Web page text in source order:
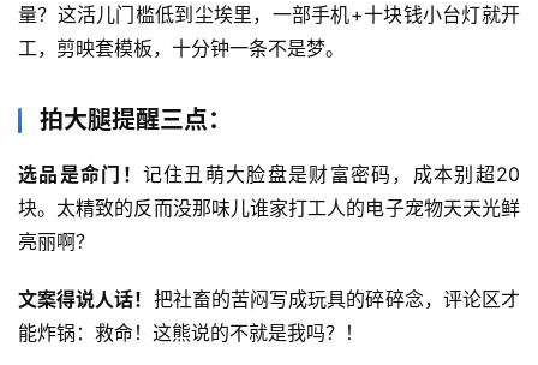
网
创
快
讯
赚
量？这活儿门槛低到尘埃里，一部手机+十块钱小台灯就开
工，剪映套模板，十分钟一条不是梦。
拍大腿提醒三点：
选品是命门！ 记住丑萌大脸盘是财富密码，成本别超20
块。太精致的反而没那味儿谁家打工人的电子宠物天天光鲜
亮丽啊？
文案得说人话！ 把社畜的苦闷写成玩具的碎碎念，评论区才
能炸锅：救命！这熊说的不就是我吗？！